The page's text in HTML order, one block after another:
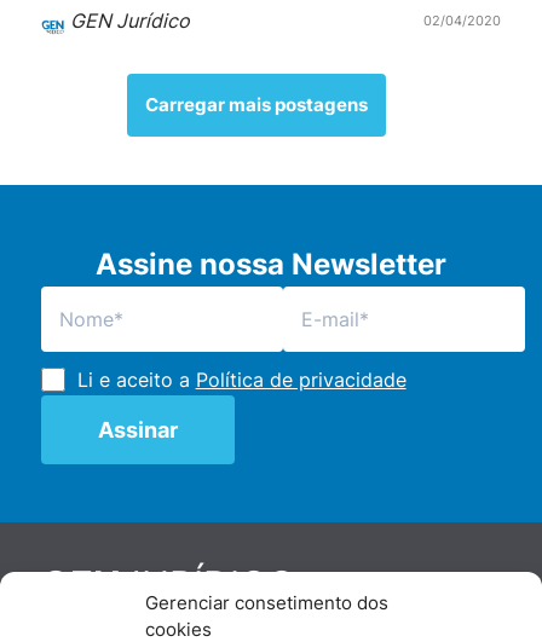
Gerenciar consetimento dos
cookies
GEN Jurídico
02/04/2020
Carregar mais postagens
Assine nossa Newsletter
Li e aceito a Política de privacidade
GENJURÍDICO
De maneira independente, os autores e